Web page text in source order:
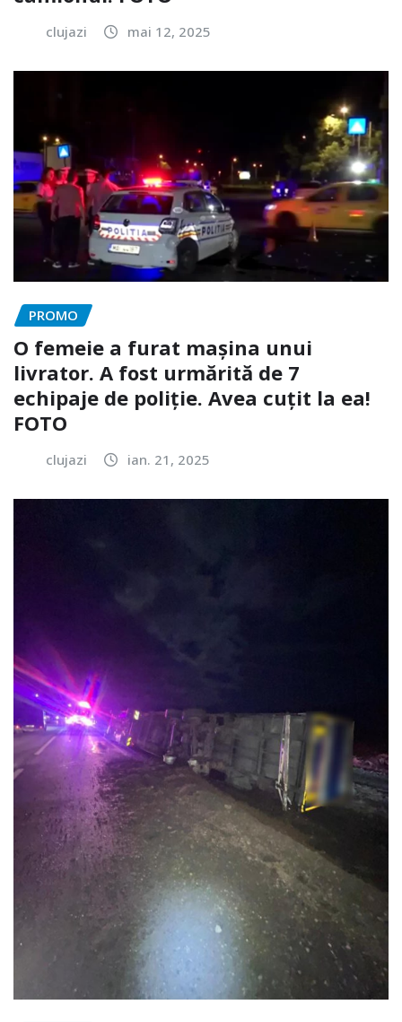
clujazi mai 12, 2025
PROMO
O femeie a furat mașina unui
livrator. A fost urmărită de 7
echipaje de poliție. Avea cuțit la ea!
FOTO
clujazi ian. 21, 2025